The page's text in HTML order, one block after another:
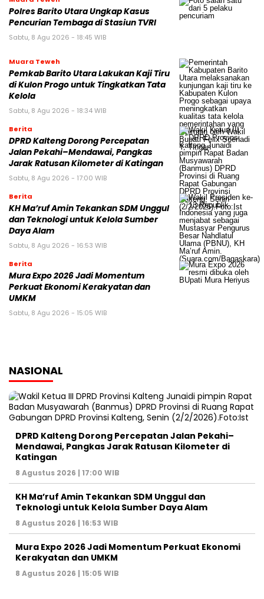
Polres Barito Utara Ungkap Kasus
Pencurian Tembaga di Stasiun TVRI
Sabtu, 8 Agu 2026 - 18:45 WIB
Muara Teweh
Pemkab Barito Utara Lakukan Kaji Tiru
di Kulon Progo untuk Tingkatkan Tata
Kelola
Sabtu, 8 Agu 2026 - 18:34 WIB
Berita
DPRD Kalteng Dorong Percepatan
Jalan Pekahi–Mendawai, Pangkas
Jarak Ratusan Kilometer di Katingan
Sabtu, 8 Agu 2026 - 17:00 WIB
Berita
KH Ma’ruf Amin Tekankan SDM Unggul
dan Teknologi untuk Kelola Sumber
Daya Alam
Sabtu, 8 Agu 2026 - 16:53 WIB
Berita
Mura Expo 2026 Jadi Momentum
Perkuat Ekonomi Kerakyatan dan
UMKM
Sabtu, 8 Agu 2026 - 15:05 WIB
NASIONAL
DPRD Kalteng Dorong Percepatan Jalan Pekahi–
Mendawai, Pangkas Jarak Ratusan Kilometer di
Katingan
8 Agustus 2026 | 17:00 WIB
KH Ma’ruf Amin Tekankan SDM Unggul dan
Teknologi untuk Kelola Sumber Daya Alam
8 Agustus 2026 | 16:53 WIB
Mura Expo 2026 Jadi Momentum Perkuat Ekonomi
Kerakyatan dan UMKM
8 Agustus 2026 | 15:05 WIB